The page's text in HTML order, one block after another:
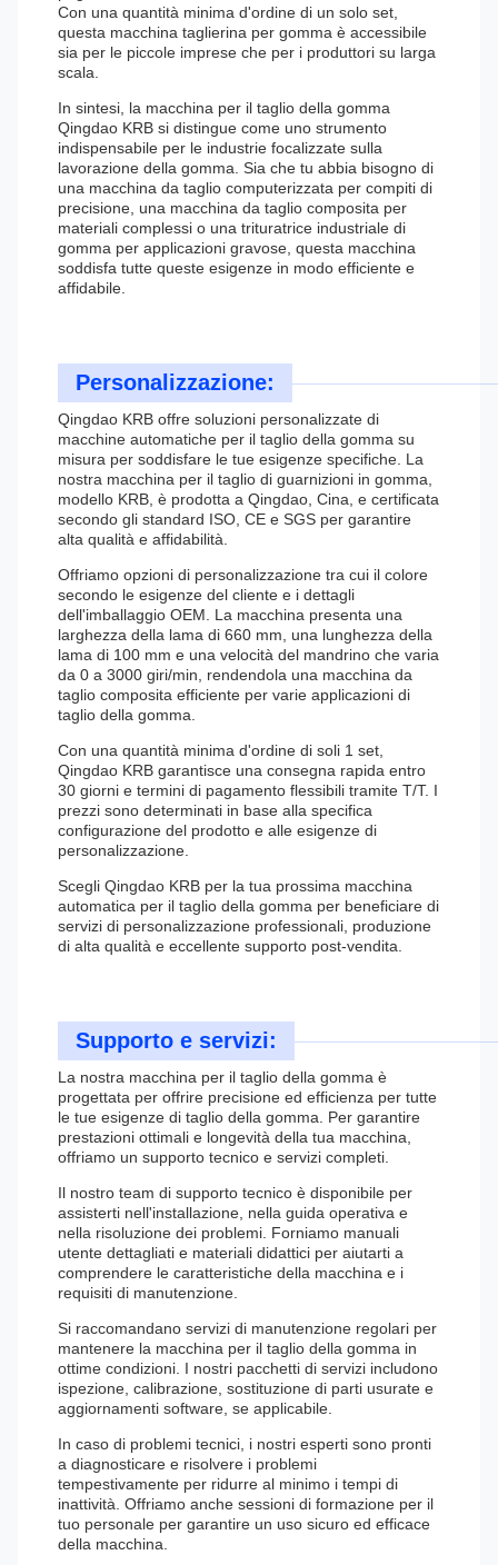
Con una quantità minima d'ordine di un solo set,
questa macchina taglierina per gomma è accessibile
sia per le piccole imprese che per i produttori su larga
scala.
In sintesi, la macchina per il taglio della gomma
Qingdao KRB si distingue come uno strumento
indispensabile per le industrie focalizzate sulla
lavorazione della gomma. Sia che tu abbia bisogno di
una macchina da taglio computerizzata per compiti di
precisione, una macchina da taglio composita per
materiali complessi o una trituratrice industriale di
gomma per applicazioni gravose, questa macchina
soddisfa tutte queste esigenze in modo efficiente e
affidabile.
Personalizzazione:
Qingdao KRB offre soluzioni personalizzate di
macchine automatiche per il taglio della gomma su
misura per soddisfare le tue esigenze specifiche. La
nostra macchina per il taglio di guarnizioni in gomma,
modello KRB, è prodotta a Qingdao, Cina, e certificata
secondo gli standard ISO, CE e SGS per garantire
alta qualità e affidabilità.
Offriamo opzioni di personalizzazione tra cui il colore
secondo le esigenze del cliente e i dettagli
dell'imballaggio OEM. La macchina presenta una
larghezza della lama di 660 mm, una lunghezza della
lama di 100 mm e una velocità del mandrino che varia
da 0 a 3000 giri/min, rendendola una macchina da
taglio composita efficiente per varie applicazioni di
taglio della gomma.
Con una quantità minima d'ordine di soli 1 set,
Qingdao KRB garantisce una consegna rapida entro
30 giorni e termini di pagamento flessibili tramite T/T. I
prezzi sono determinati in base alla specifica
configurazione del prodotto e alle esigenze di
personalizzazione.
Scegli Qingdao KRB per la tua prossima macchina
automatica per il taglio della gomma per beneficiare di
servizi di personalizzazione professionali, produzione
di alta qualità e eccellente supporto post-vendita.
Supporto e servizi:
La nostra macchina per il taglio della gomma è
progettata per offrire precisione ed efficienza per tutte
le tue esigenze di taglio della gomma. Per garantire
prestazioni ottimali e longevità della tua macchina,
offriamo un supporto tecnico e servizi completi.
Il nostro team di supporto tecnico è disponibile per
assisterti nell'installazione, nella guida operativa e
nella risoluzione dei problemi. Forniamo manuali
utente dettagliati e materiali didattici per aiutarti a
comprendere le caratteristiche della macchina e i
requisiti di manutenzione.
Si raccomandano servizi di manutenzione regolari per
mantenere la macchina per il taglio della gomma in
ottime condizioni. I nostri pacchetti di servizi includono
ispezione, calibrazione, sostituzione di parti usurate e
aggiornamenti software, se applicabile.
In caso di problemi tecnici, i nostri esperti sono pronti
a diagnosticare e risolvere i problemi
tempestivamente per ridurre al minimo i tempi di
inattività. Offriamo anche sessioni di formazione per il
tuo personale per garantire un uso sicuro ed efficace
della macchina.